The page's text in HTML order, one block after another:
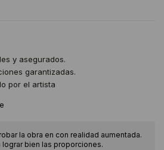
y asegurados.
garantizadas.
por el artista
la obra en con realidad aumentada.
bien las proporciones.